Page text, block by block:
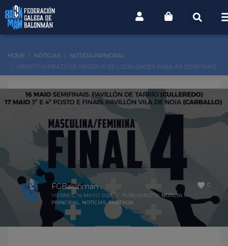
HOME NOTICIAS
NOTICIA PRINCIPAL
ABERTO O PRAZO DE RESERVA DE LOCALIDADES PARA AS SEMIFINAIS
0
FGBalonmán
VIERNES, 14 MAYO 2021 / PUBLISHED IN NOTICIA
PRINCIPAL, NOTICIAS,PORTADA